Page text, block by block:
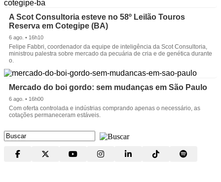
A Scot Consultoria esteve no 58º Leilão Touros
Reserva em Cotegipe (BA)
6 ago. • 16h10
Felipe Fabbri, coordenador da equipe de inteligência da Scot Consultoria,
ministrou palestra sobre mercado da pecuária de cria e de genética durante
o.
Mercado do boi gordo: sem mudanças em São Paulo
6 ago. • 16h00
Com oferta controlada e indústrias comprando apenas o necessário, as
cotações permaneceram estáveis.